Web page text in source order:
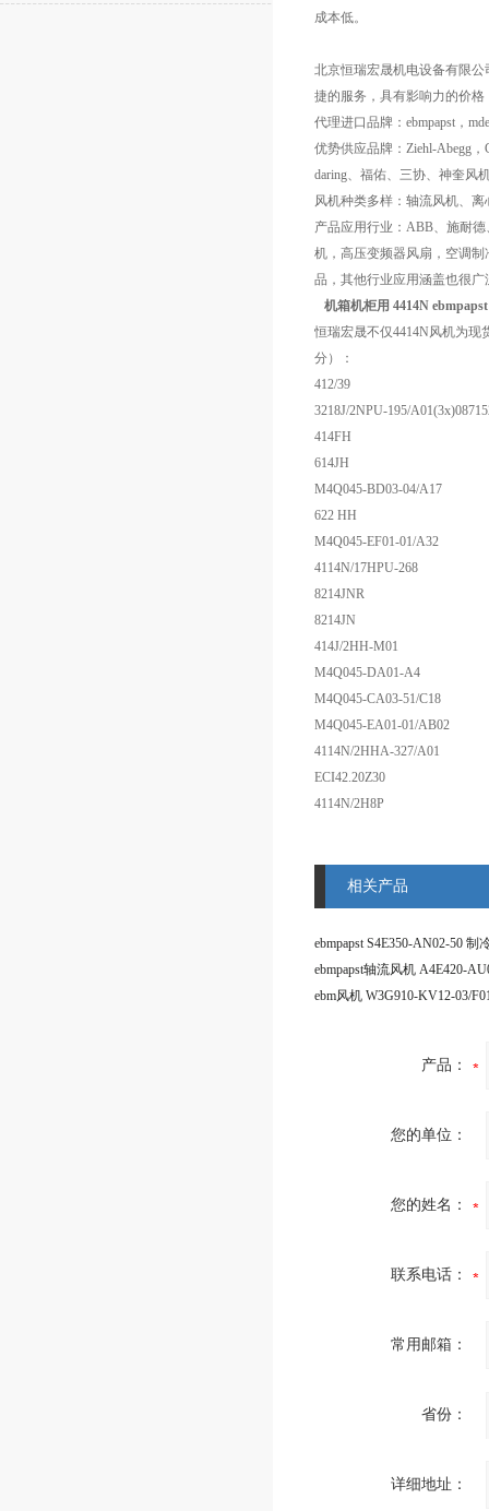
成本低。
北京恒瑞宏晟机电设备有限
捷的服务，具有影响力的价
代理进口品牌：ebmpapst，
优势供应品牌：Ziehl-Abegg
daring、福佑、三协、神奎风
风机种类多样：轴流风机、
产品应用行业：ABB、施耐
机，高压变频器风扇，空调
品，其他行业应用涵盖也很广
机箱机柜用 4414N
恒瑞宏晟不仅4414N风机为现
分）：
412/39
3218J/2NPU-195/
414FH
614JH
M4Q045-BD03-04/A17
622 HH
M4Q045-EF01-01/A32
4114N/17HPU-268
8214JNR
8214JN
414J/2HH-M01
M4Q045-DA01-A4
M4Q045-CA03-51/C18
M4Q045-EA01-01/AB02
4114N/2HHA-327/A01
ECI42.20Z30
4114N/2H8P
相关产品
ebmpapst轴流风机 A4E420-
产品：
您的单位：
您的姓名：
联系电话：
常用邮箱：
省份：
详细地址：